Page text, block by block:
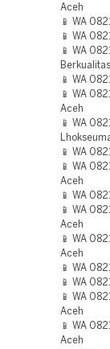
Aceh
📱 WA
📱 WA
📱 WA
📱 WA
📱 WA
Aceh
📱 WA
📱 WA
📱 WA
Aceh
📱 WA
📱 WA
Aceh
📱 WA
Aceh
📱 WA
📱 WA
📱 WA
Aceh
📱 WA
Aceh